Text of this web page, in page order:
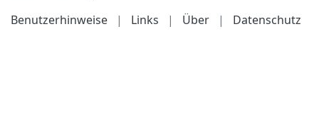
Benutzerhinweise
| Links | Über | Datenschutz